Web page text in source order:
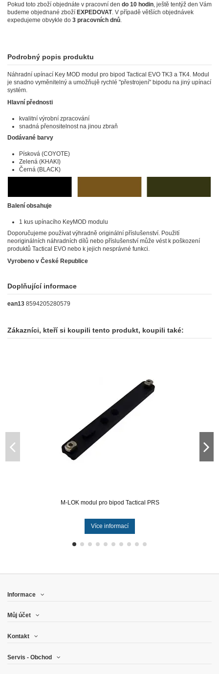
Pokud toto zboží objednáte v pracovní den do 10 hodin, ještě tentýž den Vám
budeme objednané zboží EXPEDOVAT. V případě větších objednávek
expedujeme obvykle do 3 pracovních dnů.
Podrobný popis produktu
Náhradní upínací Key MOD modul pro bipod Tactical EVO TK3 a TK4. Modul
je snadno vyměnitelný a umožňujě rychlé "přestrojení" bipodu na jiný upínací
systém.
Hlavní přednosti
kvalitní výrobní zpracování
snadná přenositelnost na jinou zbraň
Dodávané barvy
Písková (COYOTE)
Zelená (KHAKI)
Černá (BLACK)
Balení obsahuje
1 kus upínacího KeyMOD modulu
Doporučujeme používat výhradně originální příslušenství. Použití
neoriginálních náhradních dílů nebo příslušenství může vést k poškození
produktů Tactical EVO nebo k jejich nesprávné funkci.
Vyrobeno v České Republice
Doplňující informace
ean13 8594205280579
Zákazníci, kteří si koupili tento produkt, koupili také:
M-LOK modul pro bipod Tactical PRS
Více informací
Informace
Můj účet
Kontakt
Servis - Obchod